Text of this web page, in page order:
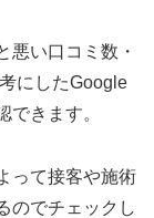
悪い口コミ数・
にしたGoogle
きます。
って接客や施術
のでチェックし